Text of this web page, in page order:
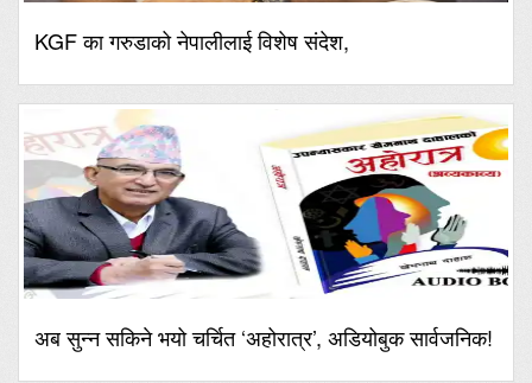
KGF का गरुडाको नेपालीलाई विशेष संदेश,
अब सुन्न सकिने भयो चर्चित ‘अहोरात्र’, अडियोबुक सार्वजनिक!